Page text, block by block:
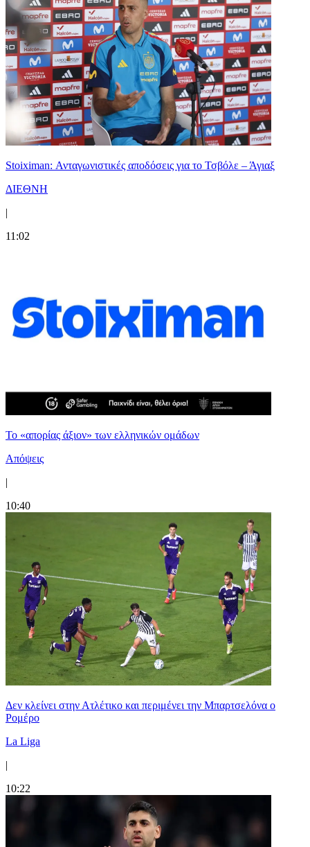
Stoiximan: Ανταγωνιστικές αποδόσεις για το Τσβόλε – Άγιαξ
ΔΙΕΘΝΗ
|
11:02
Το «απορίας άξιον» των ελληνικών ομάδων
Απόψεις
|
10:40
Δεν κλείνει στην Ατλέτικο και περιμένει την Μπαρτσελόνα ο
Ρομέρο
La Liga
|
10:22